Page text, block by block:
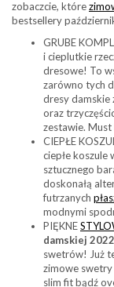
zobaczcie, które
bestsellery
GRUBE
i cieplutkie
dresowe! To
zarówno tych
dresy damskie
oraz
zestawie. Must
CIEPŁE
ciepłe koszule
sztucznego
doskonałą
futrzanych
modnymi
PIĘKNE
damskiej
swetrów! Już
zimowe
slim fit bądź